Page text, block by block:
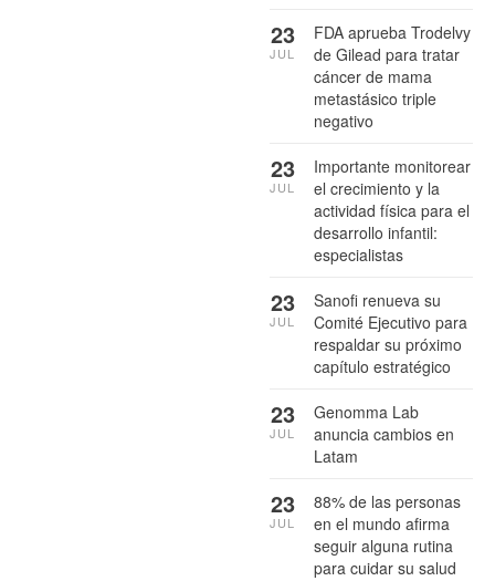
FDA aprueba Trodelvy
de Gilead para tratar
cáncer de mama
metastásico triple
negativo
23
JUL
Importante monitorear
el crecimiento y la
actividad física para el
desarrollo infantil:
especialistas
23
JUL
Sanofi renueva su
Comité Ejecutivo para
respaldar su próximo
capítulo estratégico
23
JUL
Genomma Lab
anuncia cambios en
Latam
23
JUL
88% de las personas
en el mundo afirma
seguir alguna rutina
para cuidar su salud
23
JUL